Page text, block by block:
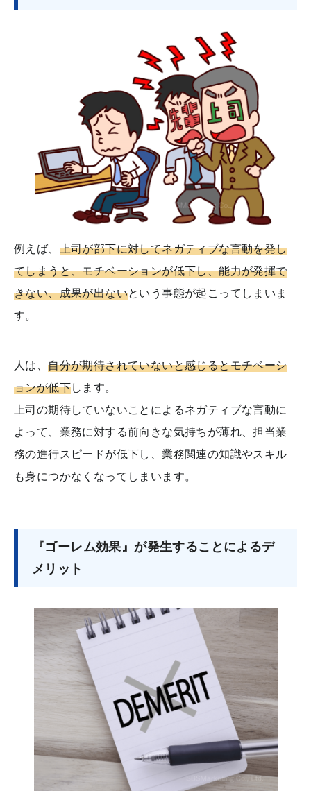
例えば、 上司が部下に対してネガティブな言動を発し
てしまうと、モチベーションが低下し、能力が発揮で
きない、成果が出ないという事態が起こってしまいま
す。
人は、自分が期待されていないと感じるとモチベーシ
ョンが低下します。
上司の期待していないことによるネガティブな言動に
よって、業務に対する前向きな気持ちが薄れ、担当業
務の進行スピードが低下し、業務関連の知識やスキル
も身につかなくなってしまいます。
『ゴーレム効果』が発生することによるデ
メリット